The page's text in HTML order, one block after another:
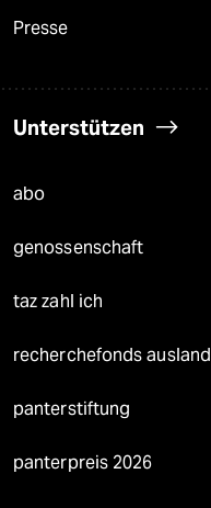
Presse
Unterstützen
abo
genossenschaft
taz zahl ich
recherchefonds ausland
panterstiftung
panterpreis 2026